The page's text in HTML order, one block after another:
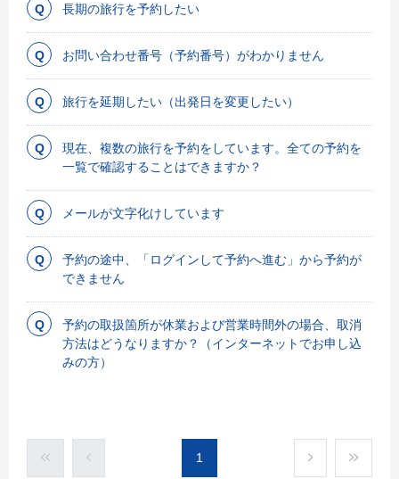
長期の旅行を予約したい
お問い合わせ番号（予約番号）がわかりません
旅行を延期したい（出発日を変更したい）
現在、複数の旅行を予約をしています。全ての予約を
一覧で確認することはできますか？
メールが文字化けしています
予約の途中、「ログインして予約へ進む」から予約が
できません
予約の取扱箇所が休業および営業時間外の場合、取消
方法はどうなりますか？（インターネットでお申し込
みの方）
1